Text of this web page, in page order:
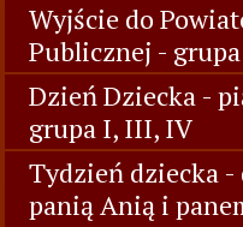
Wyjście do
Publicznej -
Dzień Dziecka -
grupa I, III, IV
Tydzień dziecka
panią Anią i